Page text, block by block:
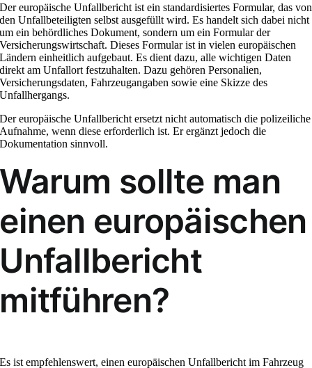
Der europäische Unfallbericht ist ein standardisiertes Formular, das von
den Unfallbeteiligten selbst ausgefüllt wird. Es handelt sich dabei nicht
um ein behördliches Dokument, sondern um ein Formular der
Versicherungswirtschaft. Dieses Formular ist in vielen europäischen
Ländern einheitlich aufgebaut. Es dient dazu, alle wichtigen Daten
direkt am Unfallort festzuhalten. Dazu gehören Personalien,
Versicherungsdaten, Fahrzeugangaben sowie eine Skizze des
Unfallhergangs.
Der europäische Unfallbericht ersetzt nicht automatisch die polizeiliche
Aufnahme, wenn diese erforderlich ist. Er ergänzt jedoch die
Dokumentation sinnvoll.
Warum sollte man
einen europäischen
Unfallbericht
mitführen?
Es ist empfehlenswert, einen europäischen Unfallbericht im Fahrzeug